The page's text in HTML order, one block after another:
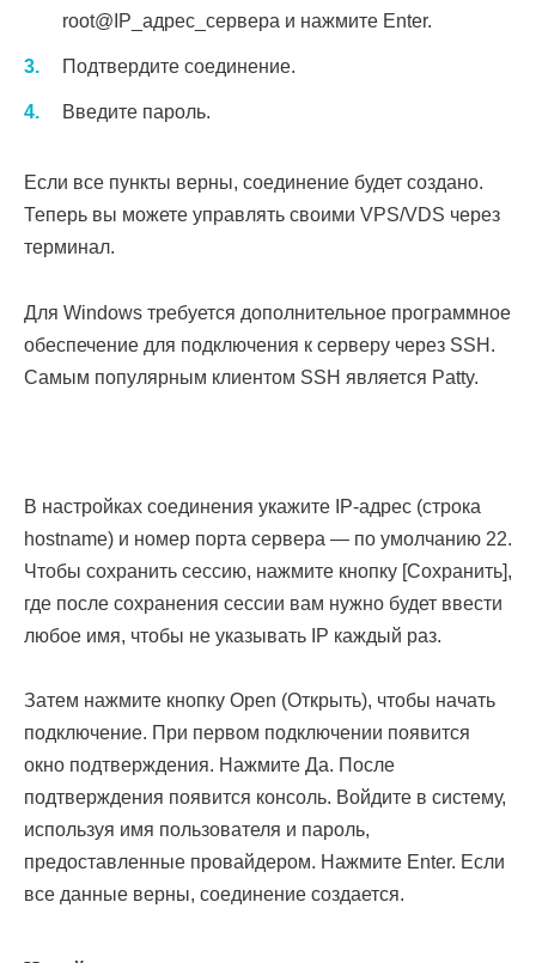
root@IP_адрес_сервера и нажмите Enter.
Подтвердите соединение.
Введите пароль.
Если все пункты верны, соединение будет создано.
Теперь вы можете управлять своими VPS/VDS через
терминал.
Для Windows требуется дополнительное программное
обеспечение для подключения к серверу через SSH.
Самым популярным клиентом SSH является Patty.
В настройках соединения укажите IP-адрес (строка
hostname) и номер порта сервера — по умолчанию 22.
Чтобы сохранить сессию, нажмите кнопку [Сохранить],
где после сохранения сессии вам нужно будет ввести
любое имя, чтобы не указывать IP каждый раз.
Затем нажмите кнопку Open (Открыть), чтобы начать
подключение. При первом подключении появится
окно подтверждения. Нажмите Да. После
подтверждения появится консоль. Войдите в систему,
используя имя пользователя и пароль,
предоставленные провайдером. Нажмите Enter. Если
все данные верны, соединение создается.